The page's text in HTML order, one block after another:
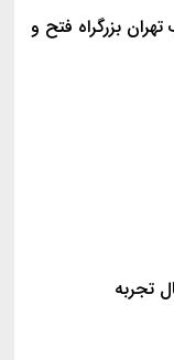
بزرگراه فتح و